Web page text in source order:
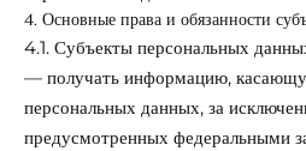
4. Основные права и обязанности
4.1. Субъекты персональных
— получать информацию,
персональных данных, за
предусмотренных федеральными